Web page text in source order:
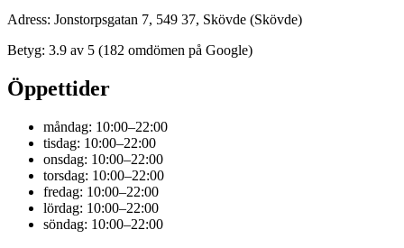
Adress: Jonstorpsgatan 7, 549 37, Skövde (Skövde)
Betyg: 3.9 av 5 (182 omdömen på Google)
Öppettider
måndag: 10:00–22:00
tisdag: 10:00–22:00
onsdag: 10:00–22:00
torsdag: 10:00–22:00
fredag: 10:00–22:00
lördag: 10:00–22:00
söndag: 10:00–22:00